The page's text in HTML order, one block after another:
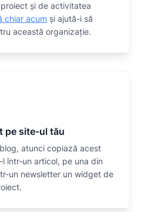
și de activitatea
chiar acum și ajută-i să
această organizaţie.
pe site-ul tău
atunci copiază acest
l într-un articol, pe una din
un newsletter un widget de